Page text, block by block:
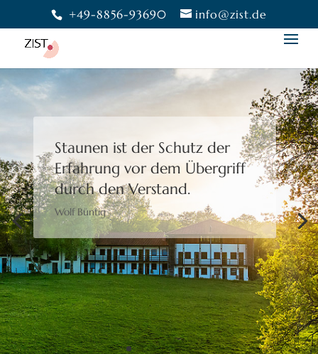
+49-8856-93690 info@zist.de
Staunen ist der Schutz der
Erfahrung vor dem Übergriff
durch den Verstand.
Wolf Büntig
Bewusstheit gibt uns die
Freiheit,eine Wahl zu treffen.
Moshé Feldenkrais